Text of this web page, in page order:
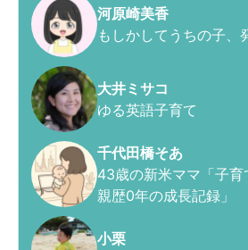
河原崎美香
もしかしてうちの子、
大井ミサコ
ゆる英語子育て
千代田橋そあ
43歳の新米ママ「子育
親歴0年の成長記録」
小栗